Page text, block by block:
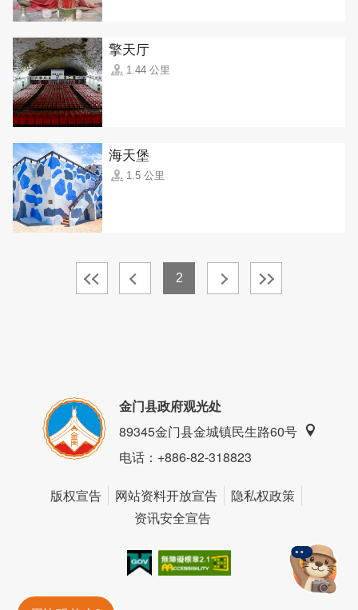
擎天厅
1.44 公里
海天堡
1.5 公里
2
金门县政府观光处
89345金门县金城镇民生路60号
电话：+886-82-318823
版权宣告 网站资料开放宣告
隐私权政策
资讯安全宣告